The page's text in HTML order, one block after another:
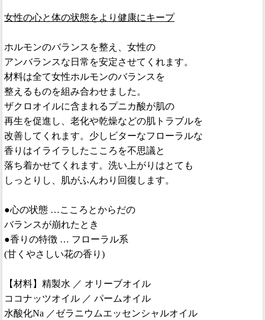
女性の心と体の状態をより健康にキープ
ホルモンのバランスを整え、女性の
アンバランスな日常を安定させてくれます。
材料は全て女性ホルモンのバランスを
整えるものを組み合わせました。
ザクロオイルに含まれるプニカ酸が肌の
再生を促進し、老化や乾燥などの肌トラブルを
改善してくれます。少しビターなフローラルな
香りはイライラしたこころを不思議と
落ち着かせてくれます。洗い上がりはとても
しっとりし、肌がふんわり回復します。
●心の状態 …こころとからだの
バランスが崩れたとき
●香りの特徴 … フローラル系
(甘くやさしい花の香り)
【材料】精製水 ／ オリーブオイル
ココナッツオイル ／ パームオイル
水酸化Na ／ゼラニウムエッセンシャルオイル